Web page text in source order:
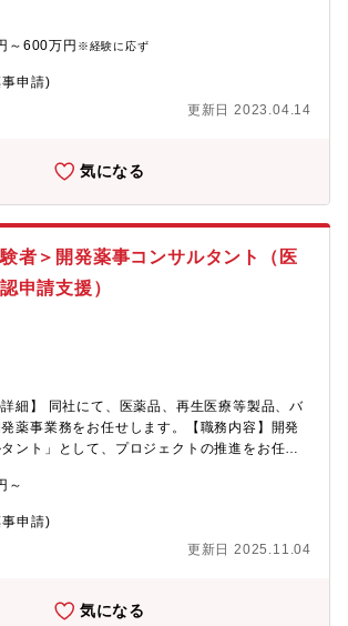
の基本設計構想を受け取り、完成品にするま
て当社開発部チームで行っています。要件定義
管まで一貫して携わることができます。【ワー
の取れた環境】旭化成グループの福利厚生制度
スを取りながら働ける環境が整っております。
携している社外教育機関の研修に参加し、幅広
を身に付けることも可能です。【配属部署につ
在総勢で30名強の体制で、開発テーマ毎にプ
編成して業務を推進しています。
～600万円 ※経験に応ず
申請)
更新日 2023.04.14
気になる
験者＞開発薬事コンサルタント（医
申請支援）
詳細】 同社にて、医薬品、再生医療等製品、バ
薬事業務をお任せします。【職務内容】開発
ント」として、プロジェクトの推進をお任せ
インにご担当いただく方や、プロジェクトマネ
する方など、役割をご相談させていただければ
。①医療用医薬品、再生医療等製品、バイオ後
資料等作成支援業務【CTD Project
ントとの窓口等、eCTDベンダーとの連絡調整な
～
申請)
更新日 2025.11.04
気になる